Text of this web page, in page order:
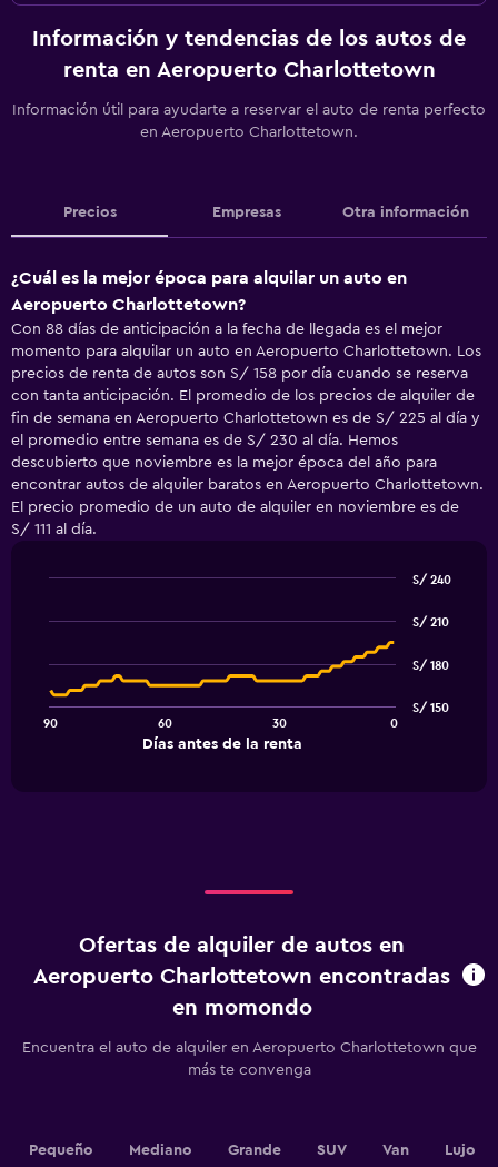
Información y tendencias de los autos de
renta en Aeropuerto Charlottetown
Información útil para ayudarte a reservar el auto de renta perfecto
en Aeropuerto Charlottetown.
Precios Empresas Otra información
¿Cuál es la mejor época para alquilar un auto en
Aeropuerto Charlottetown?
Con 88 días de anticipación a la fecha de llegada es el mejor
momento para alquilar un auto en Aeropuerto Charlottetown. Los
precios de renta de autos son S/ 158 por día cuando se reserva
con tanta anticipación. El promedio de los precios de alquiler de
fin de semana en Aeropuerto Charlottetown es de S/ 225 al día y
el promedio entre semana es de S/ 230 al día. Hemos
descubierto que noviembre es la mejor época del año para
encontrar autos de alquiler baratos en Aeropuerto Charlottetown.
El precio promedio de un auto de alquiler en noviembre es de
S/ 111 al día.
chart
points.
The
renta.
Range:
The
axis
Días antes de la renta
90 60 30 0
S/ 150
S/ 180
S/ 210
S/ 240
Ofertas de alquiler de autos en
Aeropuerto Charlottetown encontradas
en momondo
Encuentra el auto de alquiler en Aeropuerto Charlottetown que
más te convenga
Pequeño Mediano Grande SUV Van Lujo